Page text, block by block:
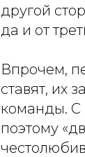
другой
да и от
Впрочем,
ставят, их
команды. С
поэтому